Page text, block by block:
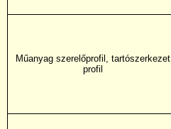
Műanyag szerelőprofil, tartószerkezet
profil